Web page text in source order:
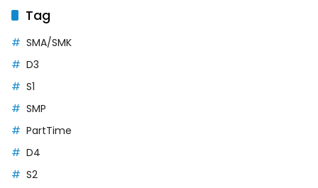
Tag
SMA/SMK
D3
S1
SMP
PartTime
D4
S2